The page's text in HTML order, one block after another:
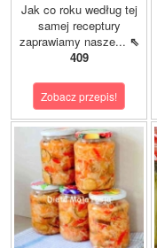
Jak co roku według tej
samej receptury
zaprawiamy nasze... ⇖
409
Zobacz przepis!